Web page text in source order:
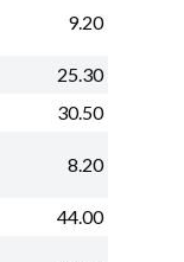
9.20
25.30
30.50
8.20
44.00